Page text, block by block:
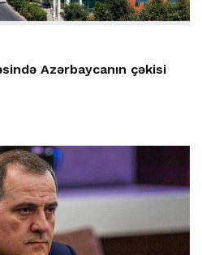
Azərbaycanın çəkisi